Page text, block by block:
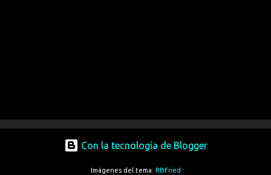
Con la tecnología de Blogger
Imágenes del tema: RBFried